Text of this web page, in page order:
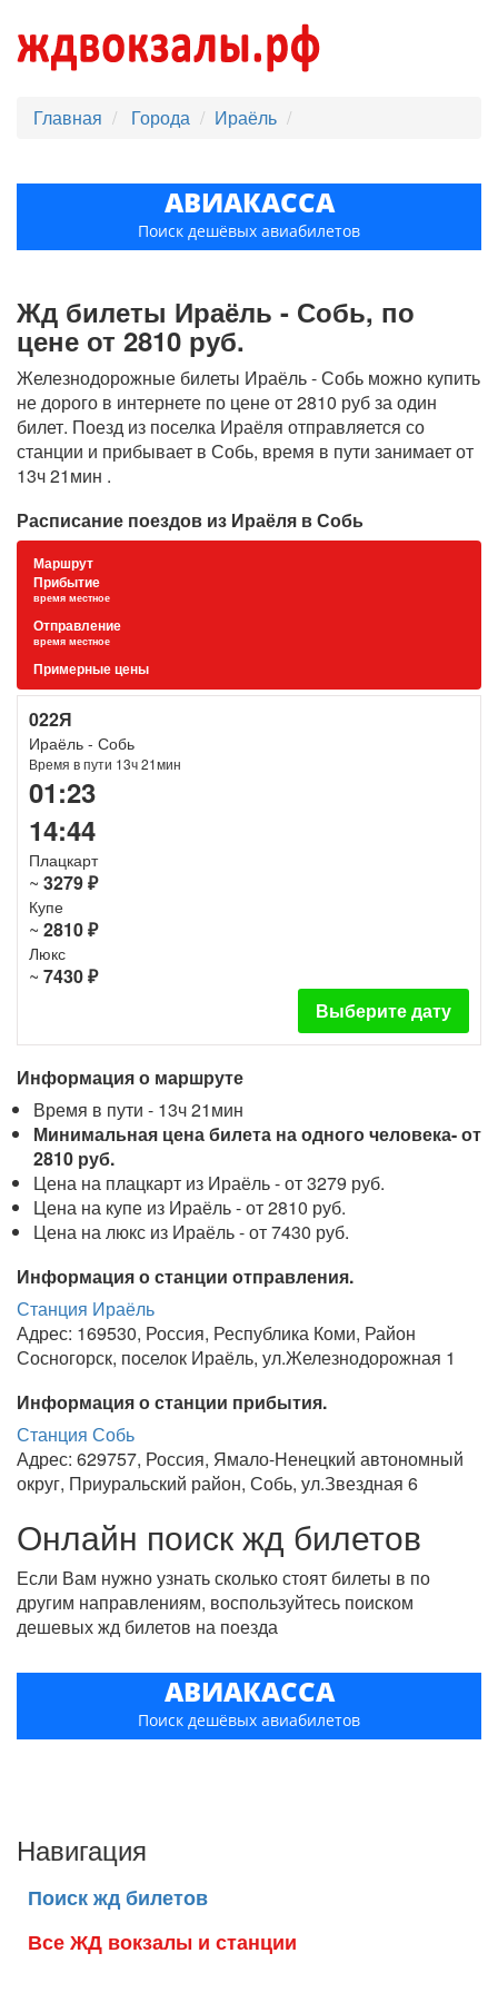
Главная Города Ираёль
АВИАКАССА
Поиск дешёвых авиабилетов
Жд билеты Ираёль - Собь, по
цене от 2810 руб.
Железнодорожные билеты Ираёль - Собь можно купить
не дорого в интернете по цене от 2810 руб за один
билет. Поезд из поселка Ираёля отправляется со
станции и прибывает в Собь, время в пути занимает от
13ч 21мин .
Расписание поездов из Ираёля в Собь
Маршрут
Прибытие
время местное
Отправление
время местное
Примерные цены
022Я
Ираёль - Собь
Время в пути 13ч 21мин
01:23
14:44
Плацкарт
~ 3279 ₽
Купе
~ 2810 ₽
Люкс
~ 7430 ₽
Выберите дату
Информация о маршруте
Время в пути - 13ч 21мин
Минимальная цена билета на одного человека- от
2810 руб.
Цена на плацкарт из Ираёль - от 3279 руб.
Цена на купе из Ираёль - от 2810 руб.
Цена на люкс из Ираёль - от 7430 руб.
Информация о станции отправления.
Станция Ираёль
Адрес: 169530, Россия, Республика Коми, Район
Сосногорск, поселок Ираёль, ул.Железнодорожная 1
Информация о станции прибытия.
Станция Собь
Адрес: 629757, Россия, Ямало-Ненецкий автономный
округ, Приуральский район, Собь, ул.Звездная 6
Онлайн поиск жд билетов
Если Вам нужно узнать сколько стоят билеты в по
другим направлениям, воспользуйтесь поиском
дешевых жд билетов на поезда
АВИАКАССА
Поиск дешёвых авиабилетов
Навигация
Поиск жд билетов
Все ЖД вокзалы и станции